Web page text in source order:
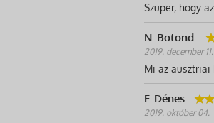
Szuper, hogy
N. Botond.
2019. december 11.
Mi az ausztriai
F. Dénes
2019. október 04.